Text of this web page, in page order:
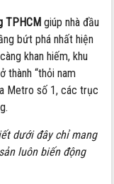
TPHCM giúp nhà đầu
bứt phá nhất hiện
khan hiếm, khu
thành “thỏi nam
Metro số 1, các trục
dưới đây chỉ mang
luôn biến động